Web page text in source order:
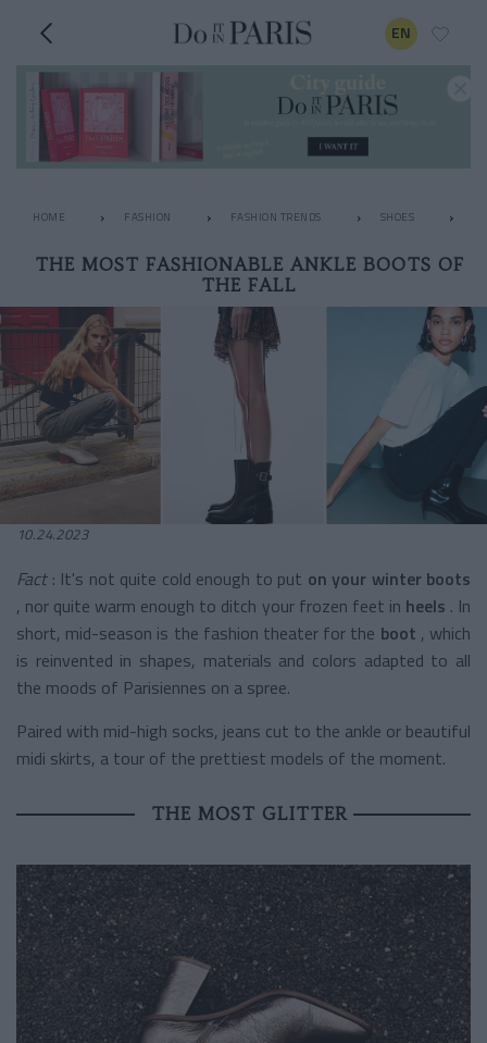
EN
HOME FASHION FASHION TRENDS SHOES
THE MOST FASHIONABLE ANKLE BOOTS OF
THE FALL
10.24.2023
Fact : It's not quite cold enough to put on your winter boots
, nor quite warm enough to ditch your frozen feet in heels . In
short, mid-season is the fashion theater for the boot , which
is reinvented in shapes, materials and colors adapted to all
the moods of Parisiennes on a spree.
Paired with mid-high socks, jeans cut to the ankle or beautiful
midi skirts, a tour of the prettiest models of the moment.
THE MOST GLITTER